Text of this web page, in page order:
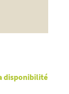
disponibilité